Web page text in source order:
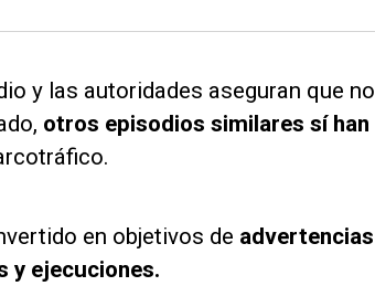
y las autoridades aseguran que no
otros episodios similares sí han
en objetivos de advertencias
y ejecuciones.